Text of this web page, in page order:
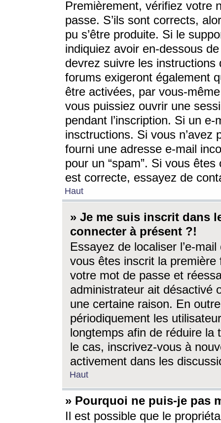
Premièrement, vérifiez votre
passe. S’ils sont corrects,
pu s’être produite. Si le
indiquiez avoir en-dessous
devrez suivre les
forums exigeront également
être activées, par vous-
vous puissiez ouvrir une
pendant l’inscription. Si un
insctructions. Si vous n’avez
fourni une adresse e-mail
pour un “spam”. Si vous
est correcte, essayez de
Haut
» Je me suis inscrit dans
connecter à présent ?!
Essayez de localiser l’e-
vous êtes inscrit la première
votre mot de passe et
administrateur ait désactivé
une certaine raison. En
périodiquement les
longtemps afin de réduire la
le cas, inscrivez-vous à
activement dans les
Haut
» Pourquoi ne puis-je pas
Il est possible que le